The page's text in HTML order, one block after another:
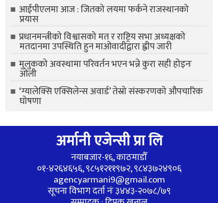
आईपीएलमा आज : जितको लयमा फर्कने राजस्थानको
प्रयास
प्रधानमन्त्रीको विश्वासको मत र राष्ट्रिय सभा अध्यक्षको
मतदानमा उपस्थिति हुन माओवादीद्वारा ह्वीप जारी
मुलुकको अवस्थामा परिवर्तन भएन भन्ने कुरा सही होइनः
ओली
‘ग्यालेक्सि एक्सिलेन्स अवार्ड’ तेस्रो संस्करणको औपचारिक
घोषणा
अर्मानी एजेन्सी प्रा लि
नयाबजार-१६, काठमाडौँ
०१-४२६४६५६, ९८५१२११९७२, ९८४३७२४९०६
agencyarmani9@gmail.com
सूचना विभाग दर्ता नंः ३४४३-२०७८/७९